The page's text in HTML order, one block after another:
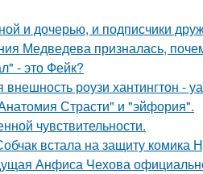
и дочерью, и подписчики
Медведева призналась,
- это Фейк?
роузи хантингтон -
Страсти" и "эйфория".
чувствительности.
встала на защиту комика
Анфиса Чехова